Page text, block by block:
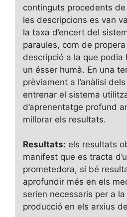
continguts procedents de
les descripcions es van
la taxa d’encert del
paraules, com de
descripció a la que podia
un ésser humà. En una
prèviament a l’anàlisi
entrenar el sistema
d’aprenentatge profund
millorar els resultats.
Resultats: els resultats
manifest que es tracta
prometedora, si bé
aprofundir més en els
serien necessaris per a
producció en els arxius